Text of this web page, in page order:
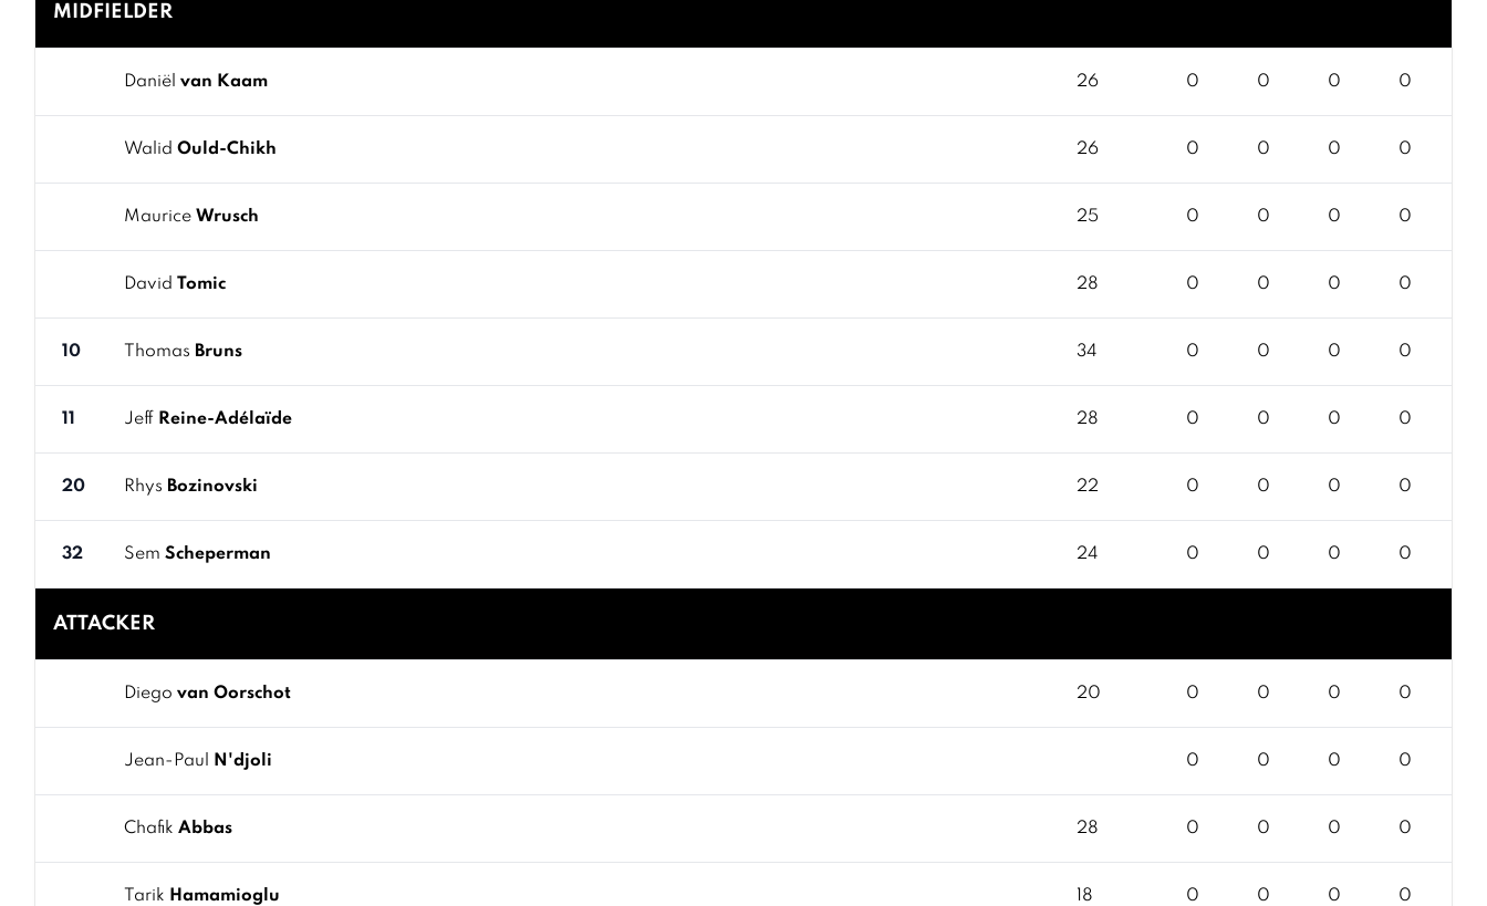
MIDFIELDER
Daniël van Kaam 26 0 0 0 0
Walid Ould-Chikh 26 0 0 0 0
Maurice Wrusch 25 0 0 0 0
David Tomic 28 0 0 0 0
10 Thomas Bruns 34 0 0 0 0
11 Jeff Reine-Adélaïde 28 0 0 0 0
20 Rhys Bozinovski 22 0 0 0 0
32 Sem Scheperman 24 0 0 0 0
ATTACKER
Diego van Oorschot 20 0 0 0 0
Jean-Paul N'djoli 0 0 0 0
Chafik Abbas 28 0 0 0 0
Tarik Hamamioglu 18 0 0 0 0